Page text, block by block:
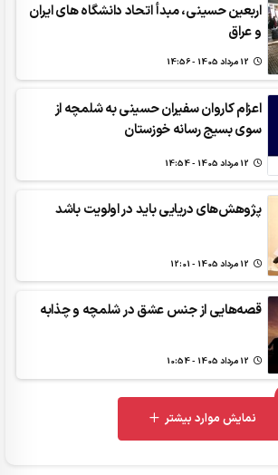
اربعین حسینی، مبدأ اتحاد دانشگاه های ایران
و عراق
اعزام کاروان سفیران حسینی به شلمچه از
سوی بسیج رسانه خوزستان
پژوهش‌های دریایی باید در اولویت باشد
قصه‌هایی از جنس عشق در شلمچه و چذابه
UNREAD
نمایش موارد بیشتر